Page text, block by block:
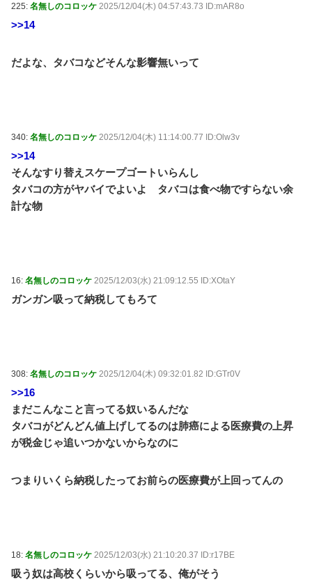
225: 名無しのコロッケ 2025/12/04(木) 04:57:43.73 ID:mAR8o
>>14
だよな、タバコなどそんな影響無いって
340: 名無しのコロッケ 2025/12/04(木) 11:14:00.77 ID:Olw3v
>>14
そんなすり替えスケープゴートいらんし
タバコの方がヤバイでよいよ タバコは食べ物ですらない余
計な物
16: 名無しのコロッケ 2025/12/03(水) 21:09:12.55 ID:XOtaY
ガンガン吸って納税してもろて
308: 名無しのコロッケ 2025/12/04(木) 09:32:01.82 ID:GTr0V
>>16
まだこんなこと言ってる奴いるんだな
タバコがどんどん値上げしてるのは肺癌による医療費の上昇
が税金じゃ追いつかないからなのに
つまりいくら納税したってお前らの医療費が上回ってんの
18: 名無しのコロッケ 2025/12/03(水) 21:10:20.37 ID:r17BE
吸う奴は高校くらいから吸ってる、俺がそう